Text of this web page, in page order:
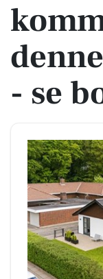
- se